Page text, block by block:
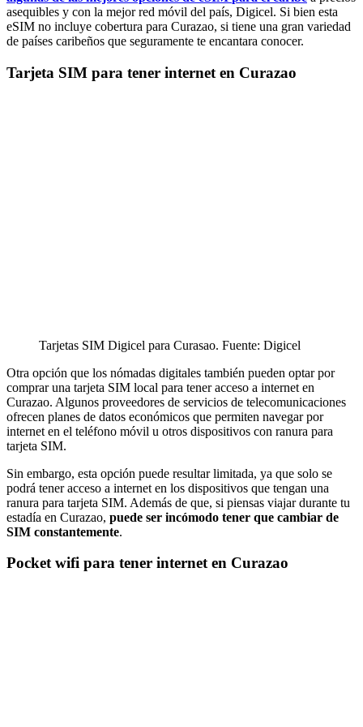
asequibles y con la mejor red móvil del país, Digicel. Si bien esta
eSIM no incluye cobertura para Curazao, si tiene una gran variedad
de países caribeños que seguramente te encantara conocer.
Tarjeta SIM para tener internet en Curazao
Tarjetas SIM Digicel para Curasao. Fuente: Digicel
Otra opción que los nómadas digitales también pueden optar por
comprar una tarjeta SIM local para tener acceso a internet en
Curazao. Algunos proveedores de servicios de telecomunicaciones
ofrecen planes de datos económicos que permiten navegar por
internet en el teléfono móvil u otros dispositivos con ranura para
tarjeta SIM.
Sin embargo, esta opción puede resultar limitada, ya que solo se
podrá tener acceso a internet en los dispositivos que tengan una
ranura para tarjeta SIM. Además de que, si piensas viajar durante tu
estadía en Curazao, puede ser incómodo tener que cambiar de
SIM constantemente.
Pocket wifi para tener internet en Curazao